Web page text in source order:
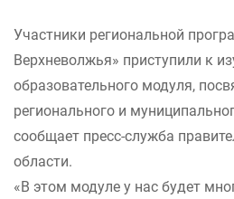
Участники региональной
Верхневолжья» приступили к
образовательного модуля,
регионального и
сообщает пресс-служба
области.
«В этом модуле у нас будет